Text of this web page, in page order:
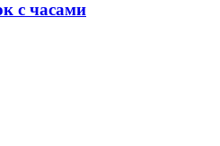
с часами